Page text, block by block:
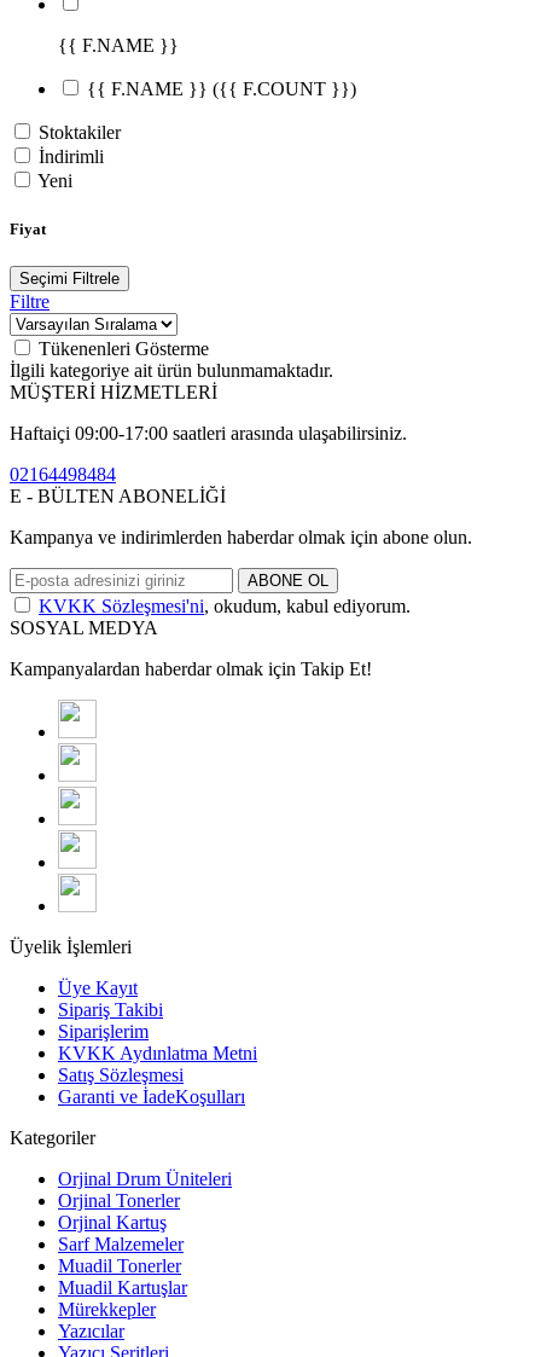
{{ F.NAME }}
{{ F.NAME }} ({{ F.COUNT }})
Stoktakiler
İndirimli
Yeni
Fiyat
Seçimi Filtrele
Filtre
Tükenenleri Gösterme
İlgili kategoriye ait ürün bulunmamaktadır.
MÜŞTERİ HİZMETLERİ
Haftaiçi 09:00-17:00 saatleri arasında ulaşabilirsiniz.
02164498484
E - BÜLTEN ABONELİĞİ
Kampanya ve indirimlerden haberdar olmak için abone olun.
ABONE OL
KVKK Sözleşmesi'ni, okudum, kabul ediyorum.
SOSYAL MEDYA
Kampanyalardan haberdar olmak için Takip Et!
Üyelik İşlemleri
Üye Kayıt
Sipariş Takibi
Siparişlerim
KVKK Aydınlatma Metni
Satış Sözleşmesi
Garanti ve İadeKoşulları
Kategoriler
Orjinal Drum Üniteleri
Orjinal Tonerler
Orjinal Kartuş
Sarf Malzemeler
Muadil Tonerler
Muadil Kartuşlar
Mürekkepler
Yazıcılar
Yazıcı Şeritleri